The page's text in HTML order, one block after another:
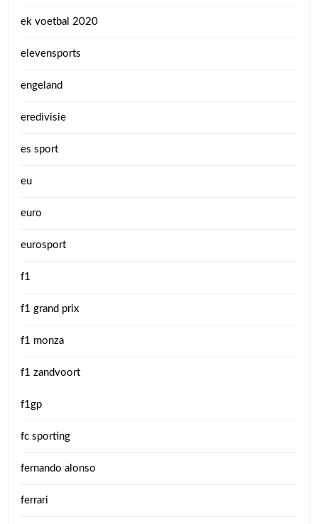
ek voetbal 2020
elevensports
engeland
eredivisie
es sport
eu
euro
eurosport
f1
f1 grand prix
f1 monza
f1 zandvoort
f1gp
fc sporting
fernando alonso
ferrari